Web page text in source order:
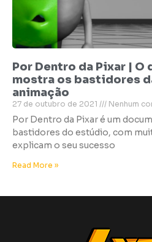
Por Dentro da Pixar |
mostra os bastidores
animação
27 de outubro de 2021 Nenhum
Por Dentro da Pixar é um
bastidores do estúdio, com
explicam o seu sucesso
Read More »